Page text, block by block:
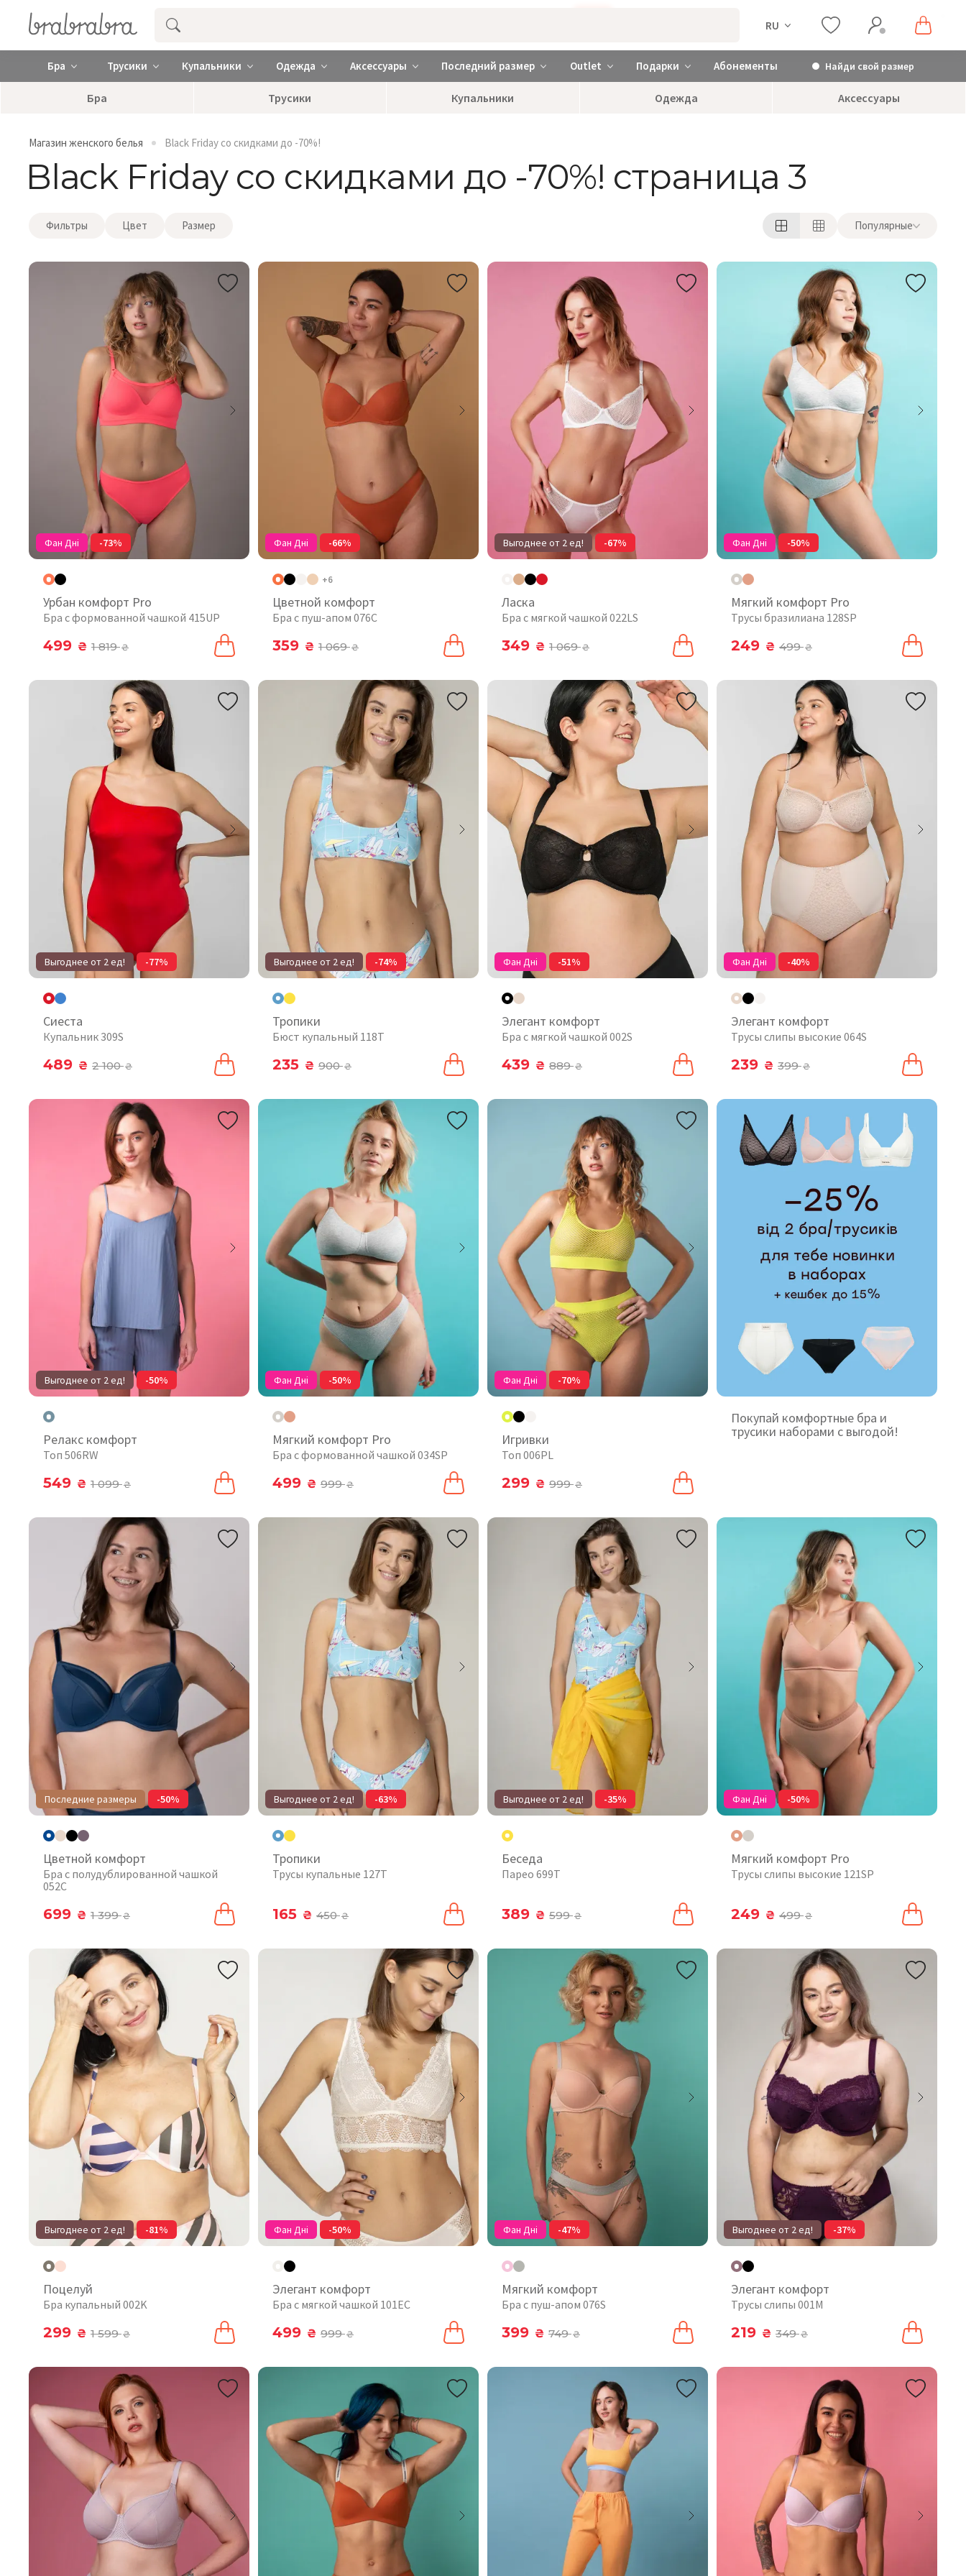
Купить нижнее женское белье ❤️ brabrabra ❤️ Киев и Украина RU
Бра Трусики Купальники Одежда Аксессуары Последний размер Outlet Подарки Абонементы Найди свой размер
Бра Трусики Купальники Одежда Аксессуары
Магазин женского белья Black Friday со скидками до -70%!
Black Friday со скидками до -70%! страница 3
Фильтры Цвет Размер Популярные
Фан Дні -73%
Урбан комфорт Pro
Бра с формованной чашкой 415UP
499 ₴ 1 819₴
Фан Дні -66%
+6
Цветной комфорт
Бра с пуш-апом 076C
359 ₴ 1 069₴
Выгоднее от 2 ед! -67%
Ласка
Бра с мягкой чашкой 022LS
349 ₴ 1 069₴
Фан Дні -50%
Мягкий комфорт Pro
Трусы бразилиана 128SP
249 ₴ 499₴
Выгоднее от 2 ед! -77%
Сиеста
Купальник 309S
489 ₴ 2 100₴
Выгоднее от 2 ед! -74%
Тропики
Бюст купальный 118T
235 ₴ 900₴
Фан Дні -51%
Элегант комфорт
Бра с мягкой чашкой 002S
439 ₴ 889₴
Фан Дні -40%
Элегант комфорт
Трусы слипы высокие 064S
239 ₴ 399₴
Выгоднее от 2 ед! -50%
Релакс комфорт
Топ 506RW
549 ₴ 1 099₴
Фан Дні -50%
Мягкий комфорт Pro
Бра с формованной чашкой 034SP
499 ₴ 999₴
Фан Дні -70%
Игривки
Топ 006PL
299 ₴ 999₴
Покупай комфортные бра и
трусики наборами с выгодой!
Последние размеры -50%
Цветной комфорт
Бра с полудублированной чашкой
052C
699 ₴ 1 399₴
Выгоднее от 2 ед! -63%
Тропики
Трусы купальные 127T
165 ₴ 450₴
Выгоднее от 2 ед! -35%
Беседа
Парео 699T
389 ₴ 599₴
Фан Дні -50%
Мягкий комфорт Pro
Трусы слипы высокие 121SP
249 ₴ 499₴
Выгоднее от 2 ед! -81%
Поцелуй
Бра купальный 002K
299 ₴ 1 599₴
Фан Дні -50%
Элегант комфорт
Бра с мягкой чашкой 101EC
499 ₴ 999₴
Фан Дні -47%
Мягкий комфорт
Бра с пуш-апом 076S
399 ₴ 749₴
Выгоднее от 2 ед! -37%
Элегант комфорт
Трусы слипы 001М
219 ₴ 349₴